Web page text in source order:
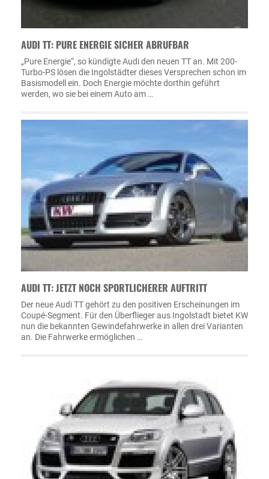
AUDI TT: PURE ENERGIE SICHER ABRUFBAR
„Pure Energie“, so kündigte Audi den neuen TT an. Mit 200-
Turbo-PS lösen die Ingolstädter dieses Versprechen schon im
Basismodell ein. Doch Energie möchte dorthin geführt
werden, wo sie bei einem Auto am …
AUDI TT: JETZT NOCH SPORTLICHERER AUFTRITT
Der neue Audi TT gehört zu den positiven Erscheinungen im
Coupé-Segment. Für den Überflieger aus Ingolstadt bietet KW
nun die bekannten Gewindefahrwerke in allen drei Varianten
an. Die Fahrwerke ermöglichen …